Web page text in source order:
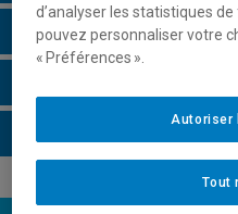
Horaire - Été 2026
d’analyser les statistiques
pouvez personnaliser votre
« Préférences ».
Tout
Autoriser